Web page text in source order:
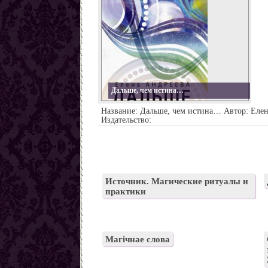
Заговоры от наркомании
Все порчи
Дальше, чем истина…
Название: Дальше, чем истина… Автор:
Издательство:
Источник. Магические ритуалы и
практики
Магічнае слова